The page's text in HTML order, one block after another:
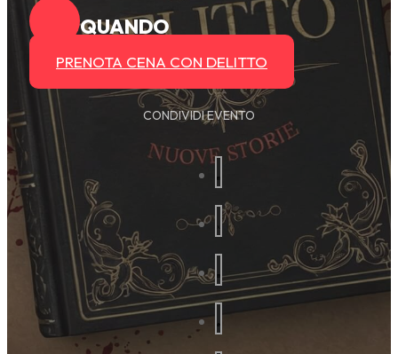
QUANDO
PRENOTA CENA CON DELITTO
CONDIVIDI EVENTO